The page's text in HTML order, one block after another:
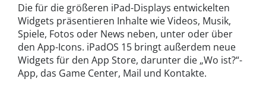
Die für die größeren iPad-Displays entwickelten
Widgets präsentieren Inhalte wie Videos, Musik,
Spiele, Fotos oder News neben, unter oder über
den App-Icons. iPadOS 15 bringt außerdem neue
Widgets für den App Store, darunter die „Wo ist?“-
App, das Game Center, Mail und Kontakte.